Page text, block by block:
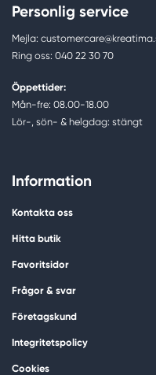
Personlig service
Mejla:
Ring oss: 040 22 30 70
Öppettider:
Mån-fre: 08.00-18.00
Lör-, sön- & helgdag: stängt
Information
Kontakta oss
Hitta butik
Favoritsidor
Frågor & svar
Företagskund
Integritetspolicy
Cookies